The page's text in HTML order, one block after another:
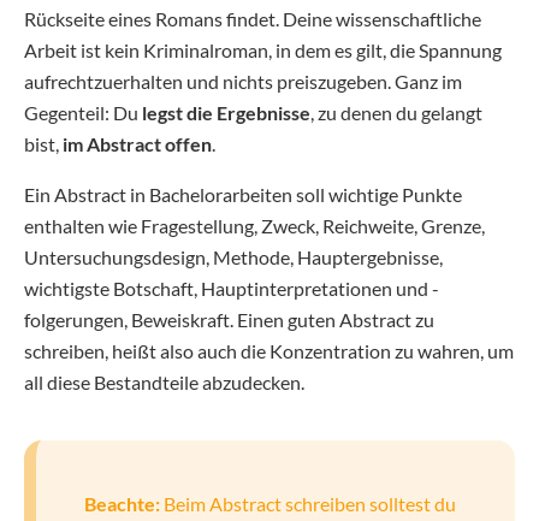
Rückseite eines Romans findet. Deine wissenschaftliche
Arbeit ist kein Kriminalroman, in dem es gilt, die Spannung
aufrechtzuerhalten und nichts preiszugeben. Ganz im
Gegenteil: Du legst die Ergebnisse, zu denen du gelangt
bist, im Abstract offen.
Ein Abstract in Bachelorarbeiten soll wichtige Punkte
enthalten wie Fragestellung, Zweck, Reichweite, Grenze,
Untersuchungsdesign, Methode, Hauptergebnisse,
wichtigste Botschaft, Hauptinterpretationen und -
folgerungen, Beweiskraft. Einen guten Abstract zu
schreiben, heißt also auch die Konzentration zu wahren, um
all diese Bestandteile abzudecken.
Beachte: Beim Abstract schreiben solltest du